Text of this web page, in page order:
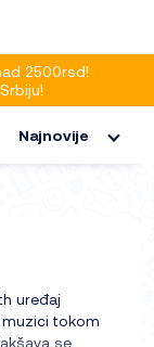
2500rsd!
Najnovije
uređaj
tokom
se